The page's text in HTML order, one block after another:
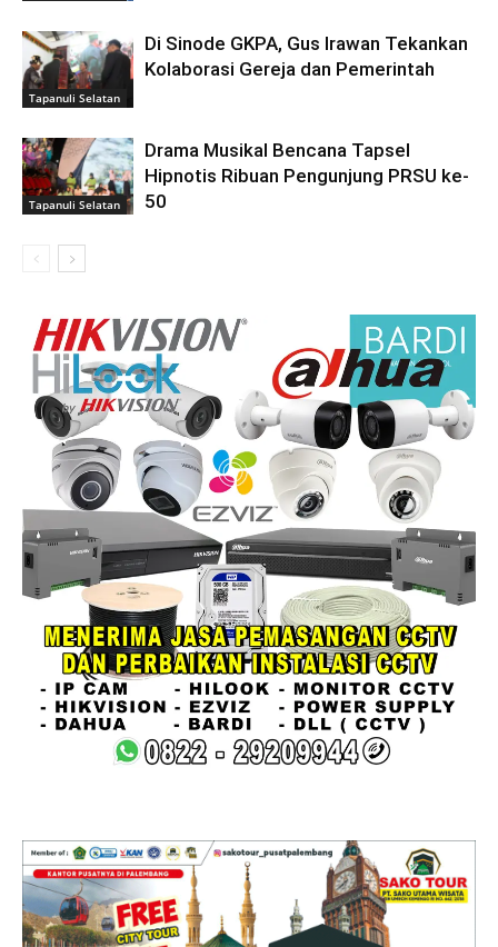
Tapanuli Selatan
Di Sinode GKPA, Gus Irawan Tekankan
Kolaborasi Gereja dan Pemerintah
Tapanuli Selatan
Drama Musikal Bencana Tapsel
Hipnotis Ribuan Pengunjung PRSU ke-
50